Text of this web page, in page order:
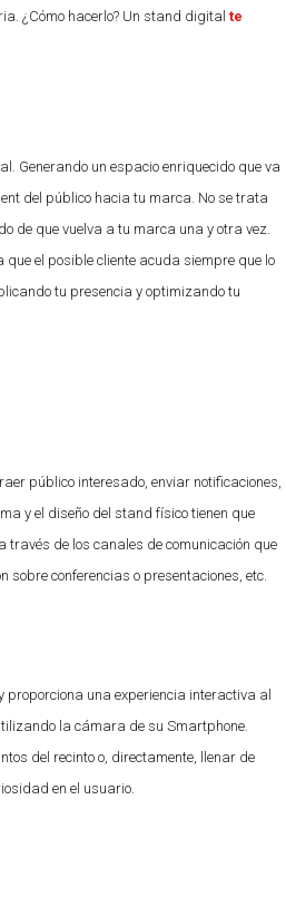
¿Cómo hacerlo? Un stand digital te
Generando un espacio enriquecido que va
del público hacia tu marca. No se trata
de que vuelva a tu marca una y otra vez.
que el posible cliente acuda siempre que lo
tu presencia y optimizando tu
público interesado, enviar notificaciones,
y el diseño del stand físico tienen que
través de los canales de comunicación que
sobre conferencias o presentaciones, etc.
una experiencia interactiva al
la cámara de su Smartphone.
del recinto o, directamente, llenar de
en el usuario.